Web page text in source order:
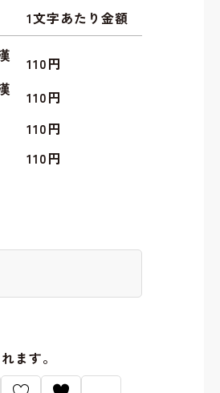
1文字あたり金額
110円
110円
110円
110円
ます。